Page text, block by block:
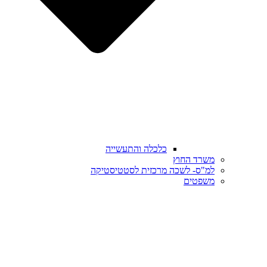
כלכלה והתעשייה
משרד החוץ
למ"ס- לשכה מרכזית לסטטיסטיקה
משפטים